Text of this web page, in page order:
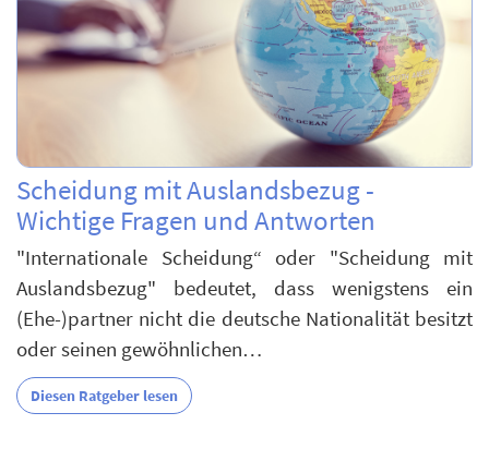
Scheidung mit Auslandsbezug -
Wichtige Fragen und Antworten
"Internationale Scheidung“ oder "Scheidung mit
Auslandsbezug" bedeutet, dass wenigstens ein
(Ehe-)partner nicht die deutsche Nationalität besitzt
oder seinen gewöhnlichen…
Diesen Ratgeber lesen